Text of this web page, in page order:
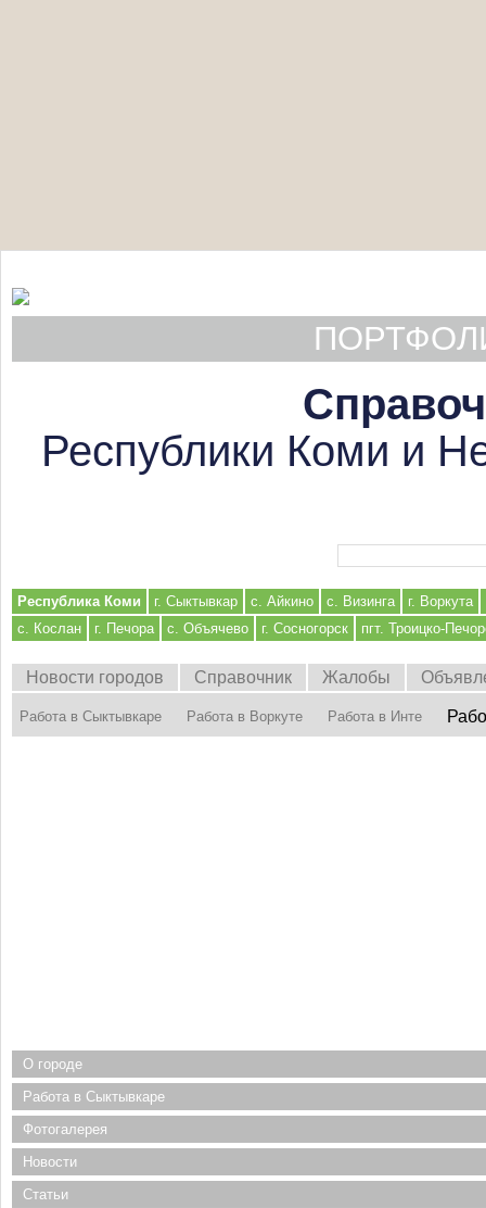
Республики Коми и
Республика Коми г. Сыктывкар с. Айкино с. Визинга
г. Воркута
с. Кослан
г. Печора с. Объячево г. Сосногорск пгт. Троицко-
Новости городов Справочник Жалобы
Работа в Сыктывкаре Работа в Воркуте Работа в Инте
О городе
Работа в Сыктывкаре
Фотогалерея
Новости
Статьи